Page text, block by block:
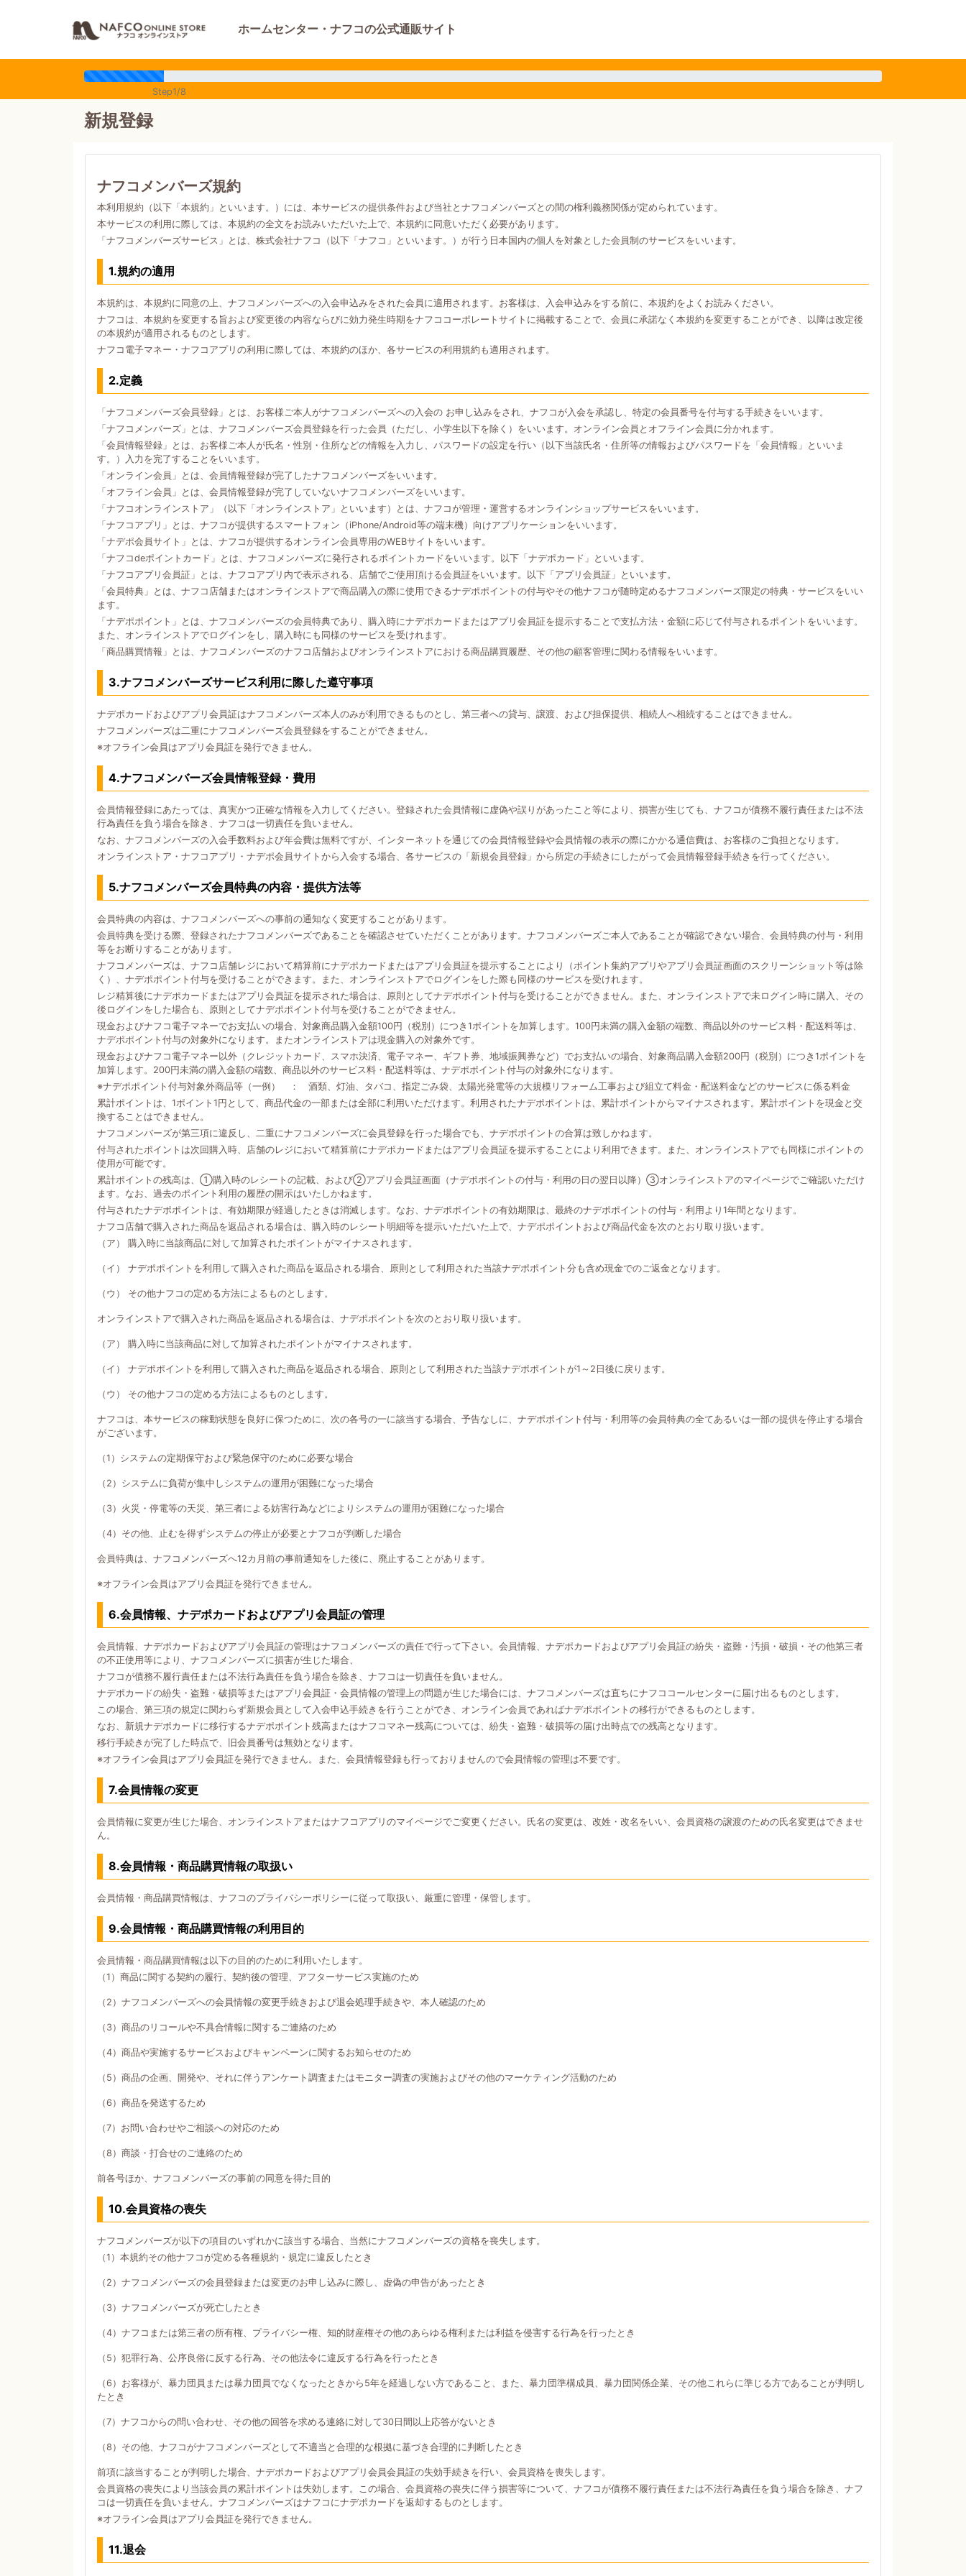
ホームセンター・ナフコの公式通販サイト
Step1/8
新規登録
ナフコメンバーズ規約
本利用規約（以下「本規約」といいます。）には、本サービスの提供条件および当社とナフコメンバーズとの間の権利義務関係が定められています。
本サービスの利用に際しては、本規約の全文をお読みいただいた上で、本規約に同意いただく必要があります。
「ナフコメンバーズサービス」とは、株式会社ナフコ（以下「ナフコ」といいます。）が行う日本国内の個人を対象とした会員制のサービスをいいます。
1.規約の適用
本規約は、本規約に同意の上、ナフコメンバーズへの入会申込みをされた会員に適用されます。お客様は、入会申込みをする前に、本規約をよくお読みください。
ナフコは、本規約を変更する旨および変更後の内容ならびに効力発生時期をナフココーポレートサイトに掲載することで、会員に承諾なく本規約を変更することができ、以降は改定後
の本規約が適用されるものとします。
ナフコ電子マネー・ナフコアプリの利用に際しては、本規約のほか、各サービスの利用規約も適用されます。
2.定義
「ナフコメンバーズ会員登録」とは、お客様ご本人がナフコメンバーズへの入会の お申し込みをされ、ナフコが入会を承認し、特定の会員番号を付与する手続きをいいます。
「ナフコメンバーズ」とは、ナフコメンバーズ会員登録を行った会員（ただし、小学生以下を除く）をいいます。オンライン会員とオフライン会員に分かれます。
「会員情報登録」とは、お客様ご本人が氏名・性別・住所などの情報を入力し、パスワードの設定を行い（以下当該氏名・住所等の情報およびパスワードを「会員情報」といいま
す。）入力を完了することをいいます。
「オンライン会員」とは、会員情報登録が完了したナフコメンバーズをいいます。
「オフライン会員」とは、会員情報登録が完了していないナフコメンバーズをいいます。
「ナフコオンラインストア」（以下「オンラインストア」といいます）とは、ナフコが管理・運営するオンラインショップサービスをいいます。
「ナフコアプリ」とは、ナフコが提供するスマートフォン（iPhone/Android等の端末機）向けアプリケーションをいいます。
「ナデポ会員サイト」とは、ナフコが提供するオンライン会員専用のWEBサイトをいいます。
「ナフコdeポイントカード」とは、ナフコメンバーズに発行されるポイントカードをいいます。以下「ナデポカード」といいます。
「ナフコアプリ会員証」とは、ナフコアプリ内で表示される、店舗でご使用頂ける会員証をいいます。以下「アプリ会員証」といいます。
「会員特典」とは、ナフコ店舗またはオンラインストアで商品購入の際に使用できるナデポポイントの付与やその他ナフコが随時定めるナフコメンバーズ限定の特典・サービスをいい
ます。
「ナデポポイント」とは、ナフコメンバーズの会員特典であり、購入時にナデポカードまたはアプリ会員証を提示することで支払方法・金額に応じて付与されるポイントをいいます。
また、オンラインストアでログインをし、購入時にも同様のサービスを受けれます。
「商品購買情報」とは、ナフコメンバーズのナフコ店舗およびオンラインストアにおける商品購買履歴、その他の顧客管理に関わる情報をいいます。
3.ナフコメンバーズサービス利用に際した遵守事項
ナデポカードおよびアプリ会員証はナフコメンバーズ本人のみが利用できるものとし、第三者への貸与、譲渡、および担保提供、相続人へ相続することはできません。
ナフコメンバーズは二重にナフコメンバーズ会員登録をすることができません。
※オフライン会員はアプリ会員証を発行できません。
4.ナフコメンバーズ会員情報登録・費用
会員情報登録にあたっては、真実かつ正確な情報を入力してください。登録された会員情報に虚偽や誤りがあったこと等により、損害が生じても、ナフコが債務不履行責任または不法
行為責任を負う場合を除き、ナフコは一切責任を負いません。
なお、ナフコメンバーズの入会手数料および年会費は無料ですが、インターネットを通じての会員情報登録や会員情報の表示の際にかかる通信費は、お客様のご負担となります。
オンラインストア・ナフコアプリ・ナデポ会員サイトから入会する場合、各サービスの「新規会員登録」から所定の手続きにしたがって会員情報登録手続きを行ってください。
5.ナフコメンバーズ会員特典の内容・提供方法等
会員特典の内容は、ナフコメンバーズへの事前の通知なく変更することがあります。
会員特典を受ける際、登録されたナフコメンバーズであることを確認させていただくことがあります。ナフコメンバーズご本人であることが確認できない場合、会員特典の付与・利用
等をお断りすることがあります。
ナフコメンバーズは、ナフコ店舗レジにおいて精算前にナデポカードまたはアプリ会員証を提示することにより（ポイント集約アプリやアプリ会員証画面のスクリーンショット等は除
く）、ナデポポイント付与を受けることができます。また、オンラインストアでログインをした際も同様のサービスを受けれます。
レジ精算後にナデポカードまたはアプリ会員証を提示された場合は、原則としてナデポポイント付与を受けることができません。また、オンラインストアで未ログイン時に購入、その
後ログインをした場合も、原則としてナデポポイント付与を受けることができません。
現金およびナフコ電子マネーでお支払いの場合、対象商品購入金額100円（税別）につき1ポイントを加算します。100円未満の購入金額の端数、商品以外のサービス料・配送料等は、
ナデポポイント付与の対象外になります。またオンラインストアは現金購入の対象外です。
現金およびナフコ電子マネー以外（クレジットカード、スマホ決済、電子マネー、ギフト券、地域振興券など）でお支払いの場合、対象商品購入金額200円（税別）につき1ポイントを
加算します。200円未満の購入金額の端数、商品以外のサービス料・配送料等は、ナデポポイント付与の対象外になります。
※ナデポポイント付与対象外商品等（一例） ： 酒類、灯油、タバコ、指定ごみ袋、太陽光発電等の大規模リフォーム工事および組立て料金・配送料金などのサービスに係る料金
累計ポイントは、1ポイント1円として、商品代金の一部または全部に利用いただけます。利用されたナデポポイントは、累計ポイントからマイナスされます。累計ポイントを現金と交
換することはできません。
ナフコメンバーズが第三項に違反し、二重にナフコメンバーズに会員登録を行った場合でも、ナデポポイントの合算は致しかねます。
付与されたポイントは次回購入時、店舗のレジにおいて精算前にナデポカードまたはアプリ会員証を提示することにより利用できます。また、オンラインストアでも同様にポイントの
使用が可能です。
累計ポイントの残高は、①購入時のレシートの記載、および②アプリ会員証画面（ナデポポイントの付与・利用の日の翌日以降）③オンラインストアのマイページでご確認いただけ
ます。なお、過去のポイント利用の履歴の開示はいたしかねます。
付与されたナデポポイントは、有効期限が経過したときは消滅します。なお、ナデポポイントの有効期限は、最終のナデポポイントの付与・利用より1年間となります。
ナフコ店舗で購入された商品を返品される場合は、購入時のレシート明細等を提示いただいた上で、ナデポポイントおよび商品代金を次のとおり取り扱います。
（ア） 購入時に当該商品に対して加算されたポイントがマイナスされます。
（イ） ナデポポイントを利用して購入された商品を返品される場合、原則として利用された当該ナデポポイント分も含め現金でのご返金となります。
（ウ） その他ナフコの定める方法によるものとします。
オンラインストアで購入された商品を返品される場合は、ナデポポイントを次のとおり取り扱います。
（ア） 購入時に当該商品に対して加算されたポイントがマイナスされます。
（イ） ナデポポイントを利用して購入された商品を返品される場合、原則として利用された当該ナデポポイントが1～2日後に戻ります。
（ウ） その他ナフコの定める方法によるものとします。
ナフコは、本サービスの稼動状態を良好に保つために、次の各号の一に該当する場合、予告なしに、ナデポポイント付与・利用等の会員特典の全てあるいは一部の提供を停止する場合
がございます。
（1）システムの定期保守および緊急保守のために必要な場合
（2）システムに負荷が集中しシステムの運用が困難になった場合
（3）火災・停電等の天災、第三者による妨害行為などによりシステムの運用が困難になった場合
（4）その他、止むを得ずシステムの停止が必要とナフコが判断した場合
会員特典は、ナフコメンバーズへ12カ月前の事前通知をした後に、廃止することがあります。
※オフライン会員はアプリ会員証を発行できません。
6.会員情報、ナデポカードおよびアプリ会員証の管理
会員情報、ナデポカードおよびアプリ会員証の管理はナフコメンバーズの責任で行って下さい。会員情報、ナデポカードおよびアプリ会員証の紛失・盗難・汚損・破損・その他第三者
の不正使用等により、ナフコメンバーズに損害が生じた場合、
ナフコが債務不履行責任または不法行為責任を負う場合を除き、ナフコは一切責任を負いません。
ナデポカードの紛失・盗難・破損等またはアプリ会員証・会員情報の管理上の問題が生じた場合には、ナフコメンバーズは直ちにナフココールセンターに届け出るものとします。
この場合、第三項の規定に関わらず新規会員として入会申込手続きを行うことができ、オンライン会員であればナデポポイントの移行ができるものとします。
なお、新規ナデポカードに移行するナデポポイント残高またはナフコマネー残高については、紛失・盗難・破損等の届け出時点での残高となります。
移行手続きが完了した時点で、旧会員番号は無効となります。
※オフライン会員はアプリ会員証を発行できません。また、会員情報登録も行っておりませんので会員情報の管理は不要です。
7.会員情報の変更
会員情報に変更が生じた場合、オンラインストアまたはナフコアプリのマイページでご変更ください。氏名の変更は、改姓・改名をいい、会員資格の譲渡のための氏名変更はできませ
ん。
8.会員情報・商品購買情報の取扱い
会員情報・商品購買情報は、ナフコのプライバシーポリシーに従って取扱い、厳重に管理・保管します。
9.会員情報・商品購買情報の利用目的
会員情報・商品購買情報は以下の目的のために利用いたします。
（1）商品に関する契約の履行、契約後の管理、アフターサービス実施のため
（2）ナフコメンバーズへの会員情報の変更手続きおよび退会処理手続きや、本人確認のため
（3）商品のリコールや不具合情報に関するご連絡のため
（4）商品や実施するサービスおよびキャンペーンに関するお知らせのため
（5）商品の企画、開発や、それに伴うアンケート調査またはモニター調査の実施およびその他のマーケティング活動のため
（6）商品を発送するため
（7）お問い合わせやご相談への対応のため
（8）商談・打合せのご連絡のため
前各号ほか、ナフコメンバーズの事前の同意を得た目的
10.会員資格の喪失
ナフコメンバーズが以下の項目のいずれかに該当する場合、当然にナフコメンバーズの資格を喪失します。
（1）本規約その他ナフコが定める各種規約・規定に違反したとき
（2）ナフコメンバーズの会員登録または変更のお申し込みに際し、虚偽の申告があったとき
（3）ナフコメンバーズが死亡したとき
（4）ナフコまたは第三者の所有権、プライバシー権、知的財産権その他のあらゆる権利または利益を侵害する行為を行ったとき
（5）犯罪行為、公序良俗に反する行為、その他法令に違反する行為を行ったとき
（6）お客様が、暴力団員または暴力団員でなくなったときから5年を経過しない方であること、また、暴力団準構成員、暴力団関係企業、その他これらに準じる方であることが判明し
たとき
（7）ナフコからの問い合わせ、その他の回答を求める連絡に対して30日間以上応答がないとき
（8）その他、ナフコがナフコメンバーズとして不適当と合理的な根拠に基づき合理的に判断したとき
前項に該当することが判明した場合、ナデポカードおよびアプリ会員会員証の失効手続きを行い、会員資格を喪失します。
会員資格の喪失により当該会員の累計ポイントは失効します。この場合、会員資格の喪失に伴う損害等について、ナフコが債務不履行責任または不法行為責任を負う場合を除き、ナフ
コは一切責任を負いません。ナフコメンバーズはナフコにナデポカードを返却するものとします。
※オフライン会員はアプリ会員証を発行できません。
11.退会